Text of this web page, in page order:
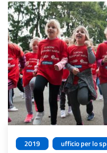
2019 ufficio per lo